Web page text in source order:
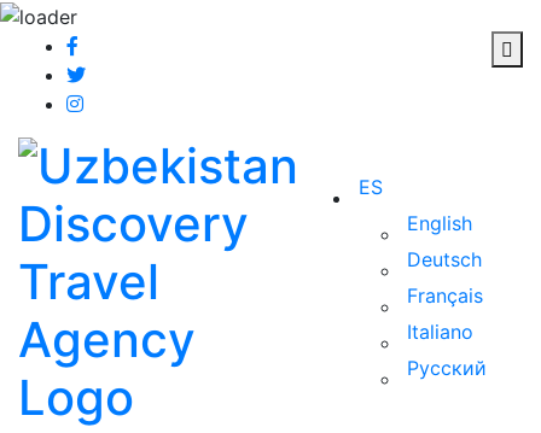
ES
English
Deutsch
Français
Italiano
Русский